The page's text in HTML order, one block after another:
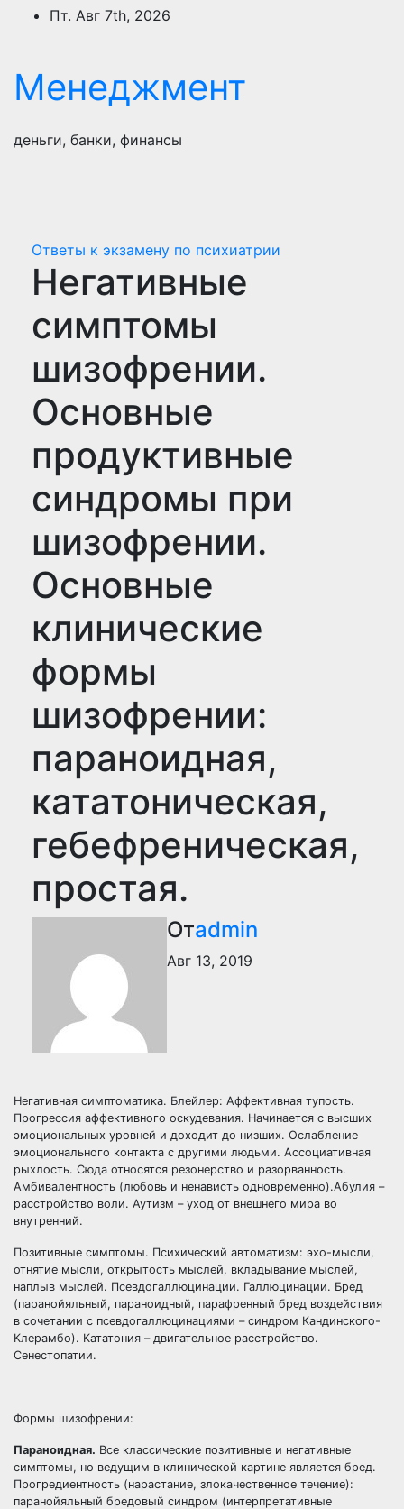
ПерейтиПт. Авг 7th, 2026
Менеджмент
деньги, банки, финансы
Ответы к экзамену по психиатрии
Негативные
симптомы
шизофрении.
Основные
продуктивные
синдромы при
шизофрении.
Основные
клинические
формы
шизофрении:
параноидная,
кататоническая,
гебефреническая,
простая.
Отadmin
Авг 13, 2019
Негативная симптоматика. Блейлер: Аффективная тупость.
Прогрессия аффективного оскудевания. Начинается с высших
эмоциональных уровней и доходит до низших. Ослабление
эмоционального контакта с другими людьми. Ассоциативная
рыхлость. Сюда относятся резонерство и разорванность.
Амбивалентность (любовь и ненависть одновременно).Абулия –
расстройство воли. Аутизм – уход от внешнего мира во
внутренний.
Позитивные симптомы. Психический автоматизм: эхо-мысли,
отнятие мысли, открытость мыслей, вкладывание мыслей,
наплыв мыслей. Псевдогаллюцинации. Галлюцинации. Бред
(паранойяльный, параноидный, парафренный бред воздействия
в сочетании с псевдогаллюцинациями – синдром Кандинского-
Клерамбо). Кататония – двигательное расстройство.
Сенестопатии.
Формы шизофрении:
Параноидная. Все классические позитивные и негативные
симптомы, но ведущим в клинической картине является бред.
Прогредиентность (нарастание, злокачественное течение):
паранойяльный бредовый синдром (интерпретативные